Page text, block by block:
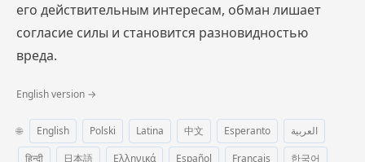
его действительным интересам, обман лишает
согласие силы и становится разновидностью
вреда.
English version →
🌐 English Polski Latina 中文 Esperanto
العربية
हिन्दी
日本語 Ελληνικά Español Français
한국어